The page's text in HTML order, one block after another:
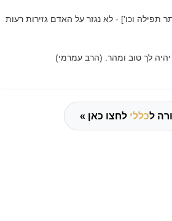
תפילה וכו'] - לא נגזר על האדם גזירות רעות
לך טוב ומהר. (הרב עמרמי)
לכללי לחצו כאן »